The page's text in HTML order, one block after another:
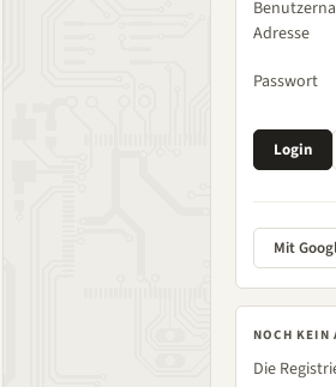
Adresse
Passwort
Mit
NOCH KEIN
Die